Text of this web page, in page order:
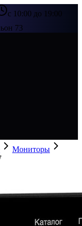
с 10:00 до 19:00
73
Мониторы